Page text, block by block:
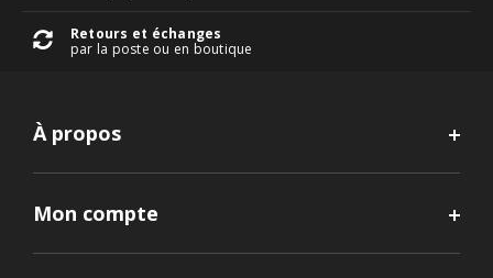
Retours et échanges
par la poste ou en boutique
À propos
Mon compte